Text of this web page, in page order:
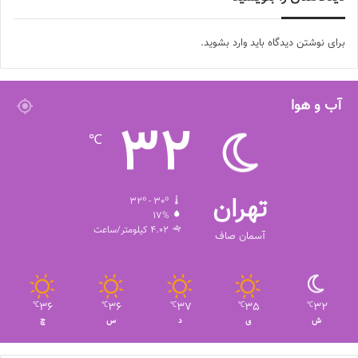
برای نوشتن دیدگاه باید وارد بشوید.
آب و هوا
تهران
آسمان صاف
32
℃
32º - 30º
17%
4.02 کیلومتر/ساعت
32
℃
ش
35
℃
ی
37
℃
د
36
℃
س
36
℃
چ